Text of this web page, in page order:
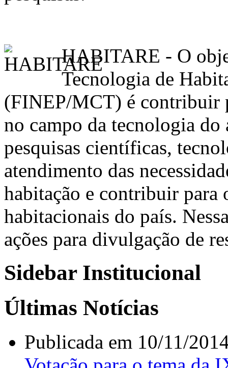
HABITARE - O
Tecnologia de
(FINEP/MCT) é contribuir
no campo da tecnologia
pesquisas científicas,
atendimento das
habitação e contribuir para
habitacionais do país.
ações para divulgação de
Sidebar Institucional
Últimas Notícias
Publicada em 10/11/